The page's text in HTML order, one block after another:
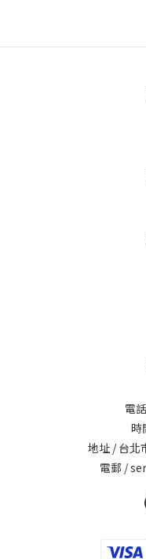
電
時
地址 / 台北
電郵 /